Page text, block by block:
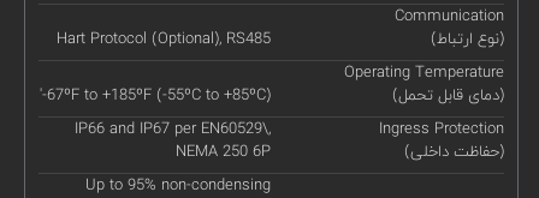
Communication
(نوع ارتباط)
Hart Protocol (Optional), RS485
Operating Temperature
(دمای قابل تحمل)
'-67ºF to +185ºF (-55ºC to +85ºC)
Ingress Protection
(حفاظت داخلی)
IP66 and IP67 per EN60529\,
NEMA 250 6P
Up to 95% non-condensing